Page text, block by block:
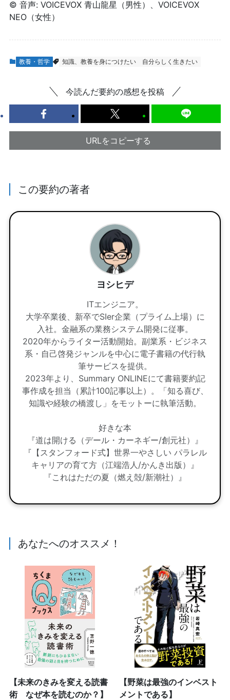
© 音声: VOICEVOX 青山龍星（男性）、VOICEVOX
NEO（女性）
教養・哲学 知識、教養を身につけたい 自分らしく生きたい
今読んだ要約の感想を投稿
URLをコピーする
この要約の著者
ヨシヒデ
ITエンジニア。
大学卒業後、新卒でSIer企業（プライム上場）に
入社。金融系の業務システム開発に従事。
2020年からライター活動開始。副業系・ビジネス
系・自己啓発ジャンルを中心に電子書籍の代行執
筆サービスを提供。
2023年より、Summary ONLINEにて書籍要約記
事作成を担当（累計100記事以上）。「知る喜び、
知識や経験の橋渡し」をモットーに執筆活動。
好きな本
『道は開ける（デール・カーネギー/創元社）』
『【スタンフォード式】世界一やさしい パラレル
キャリアの育て方（江端浩人/かんき出版）』
『これはただの夏（燃え殻/新潮社）』
あなたへのオススメ！
【未来のきみを変える読書
術 なぜ本を読むのか？】
【野菜は最強のインベスト
メントである】